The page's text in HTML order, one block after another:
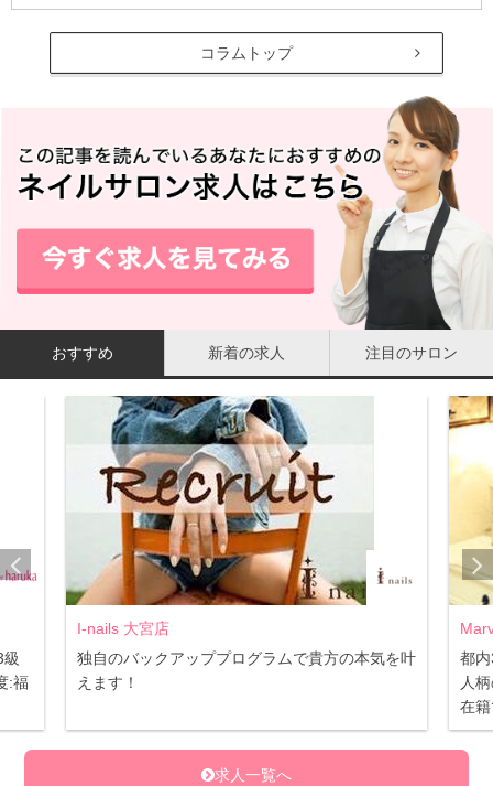
化粧下地を使っていない
クッションファンデは化粧下地を兼ねており、日焼け止め
効果もあるため、化粧下地なしでクッションファンデをそ
のまま塗る人は多いと思います。しかし化粧下地を塗った
方が、クッションファンデがしっかりと肌に密着し、メイ
クが崩れるのを防止してくれます。
また、化粧下地を使えばシミなどをある程度隠すことがで
きますが、クッションファンデだけだとそれができないた
め、厚塗りしがちになります。クッションファンデを厚塗
りするととてもヨレやすくなるので、厚塗りしてしまう場
合は化粧下地やコンシーラーを併用しましょう。
どんな肌質の人におすすめ？
コラムトップ
おすすめ 新着の求人 注目のサロン
:福
I-nails 大宮店
独自のバックアッププログラムで貴方の本気を叶
えます！
都
人
在
求人一覧へ